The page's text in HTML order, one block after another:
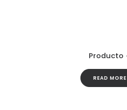
Producto
READ MORE